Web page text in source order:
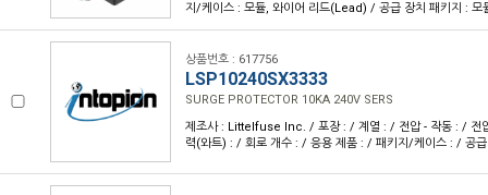
지/케이스 : 모듈, 와이어 리드(Lead) / 공급 장치 패키지 : 모
상품번호 : 617756
LSP10240SX3333
SURGE PROTECTOR 10KA 240V SERS
제조사 : Littelfuse Inc. / 포장 : / 계열 : / 전압 - 작동 : / 전
력(와트) : / 회로 개수 : / 응용 제품 : / 패키지/케이스 : / 공급